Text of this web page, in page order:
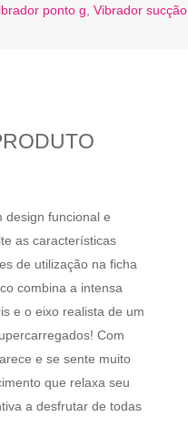
ponto g Vibrador sucção
design funcional e
as características
de utilização na ficha
combina a intensa
e o eixo realista de um
Com
e se sente muito
que relaxa seu
a desfrutar de todas